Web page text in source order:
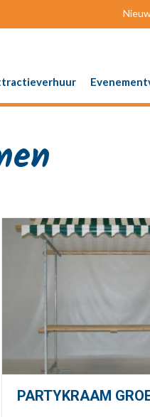
PARTYKRAAM